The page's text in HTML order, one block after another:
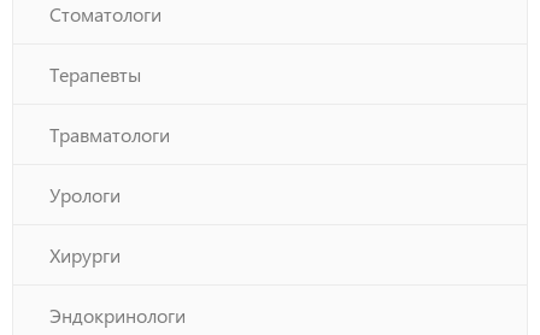
Стоматологи
Терапевты
Травматологи
Урологи
Хирурги
Эндокринологи